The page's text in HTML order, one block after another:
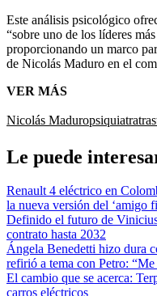
Este análisis psicológico
“sobre uno de los líderes
proporcionando un marco
de Nicolás Maduro en el
VER MÁS
Nicolás Maduropsiquiatra
Le puede
Renault 4 eléctrico en
la nueva versión del ‘amigo
Definido el futuro de
contrato hasta 2032
Ángela Benedetti hizo dura
refirió a tema con Petro:
El cambio que se acerca:
carros eléctricos